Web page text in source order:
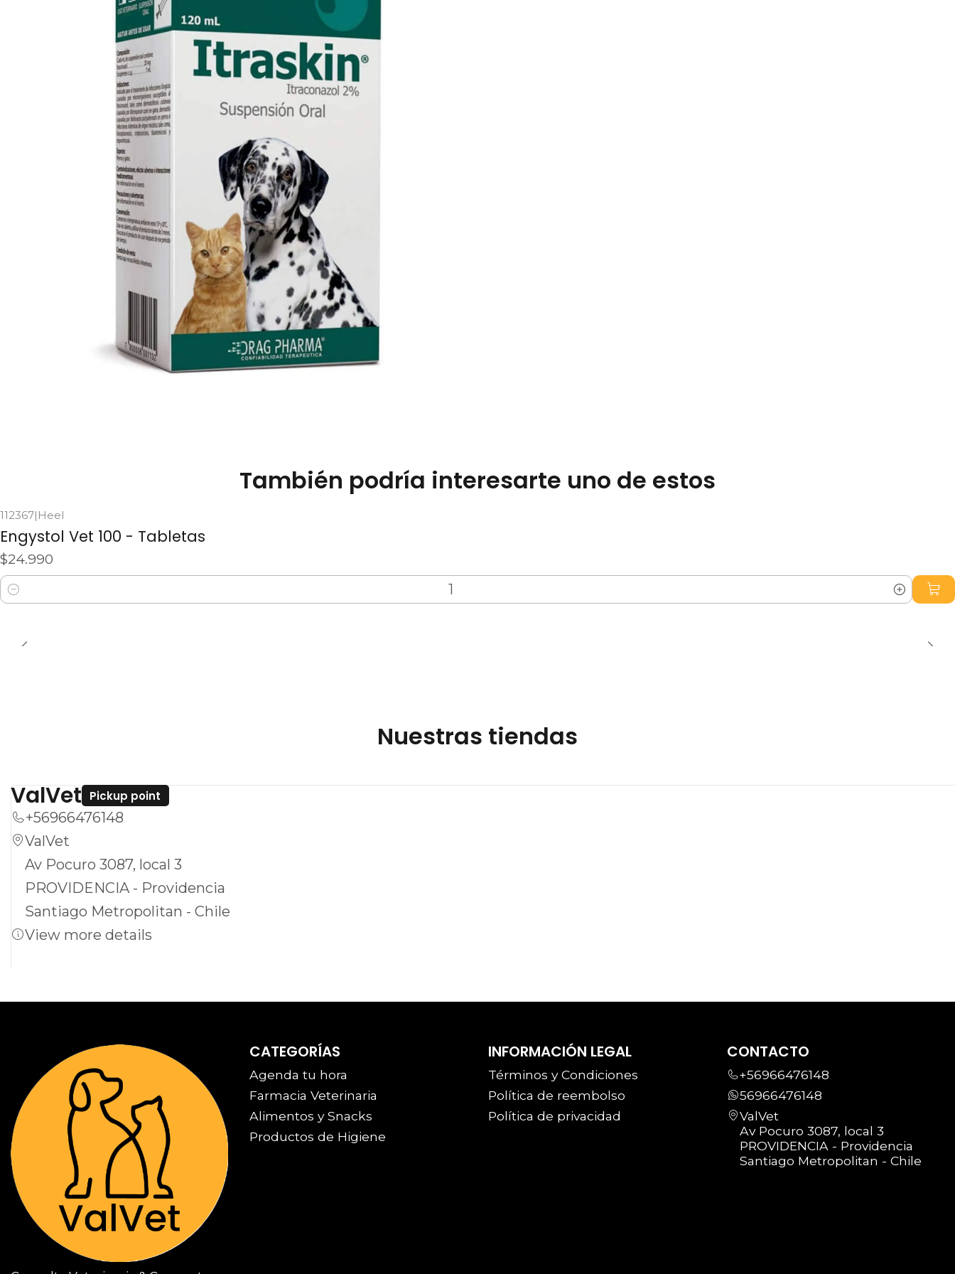
También podría interesarte uno de estos
112367| Heel
Engystol Vet 100 - Tabletas
$24.990
Cantidad
Nuestras tiendas
ValVet Pickup point
+56966476148
ValVet
Av Pocuro 3087, local 3
PROVIDENCIA - Providencia
Santiago Metropolitan - Chile
View more details
CATEGORÍAS
Agenda tu hora
Farmacia Veterinaria
Alimentos y Snacks
Productos de Higiene
INFORMACIÓN LEGAL
Términos y Condiciones
Política de reembolso
Política de privacidad
CONTACTO
+56966476148
56966476148
ValVet
Av Pocuro 3087, local 3
PROVIDENCIA - Providencia
Santiago Metropolitan - Chile